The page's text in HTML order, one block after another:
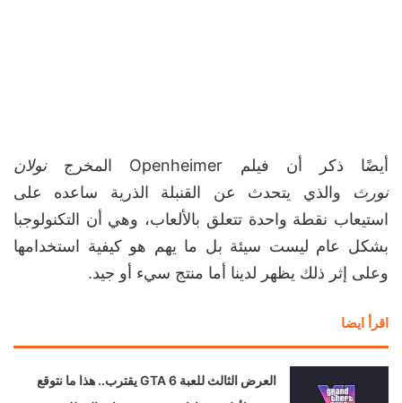
أيضًا ذكر أن فيلم Openheimer المخرج
نولان
نورث والذي يتحدث عن القنبلة الذرية ساعده على
استيعاب نقطة واحدة تتعلق بالألعاب، وهي أن التكنولوجبا
بشكل عام ليست سيئة بل ما يهم هو كيفية استخدامها
وعلى إثر ذلك يظهر لدينا أما منتج سيء أو جيد.
اقرأ ايضا
العرض الثالث للعبة GTA 6 يقترب.. هذا ما نتوقع